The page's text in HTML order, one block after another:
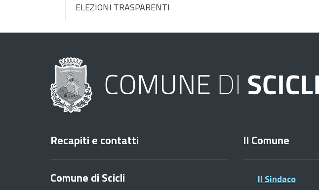
ELEZIONI TRASPARENTI
Recapiti e contatti
Comune di Scicli
Il Comune
Il Sindaco